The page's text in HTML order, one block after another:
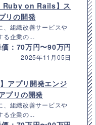
Ruby on Rails】ス
リの開発
、組織改善サービスや
る企業の...
価：70万円〜90万円
2025年11月05日
アプリ開発エンジ
プリの開発
、組織改善サービスや
る企業の...